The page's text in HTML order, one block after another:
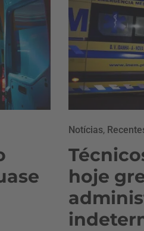
Notícias,
hoje